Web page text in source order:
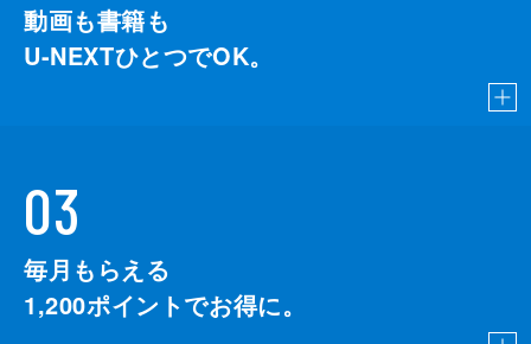
動画も書籍も
U-NEXTひとつでOK。
03
毎月もらえる
1,200ポイントでお得に。